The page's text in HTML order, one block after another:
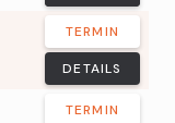
TERMIN
DETAILS
TERMIN